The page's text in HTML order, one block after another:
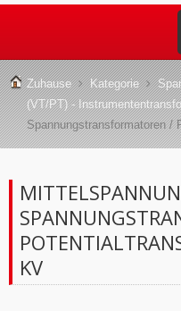
Zuhause Kategorie
(VT/PT) -
Spannungstransformatoren /
KV